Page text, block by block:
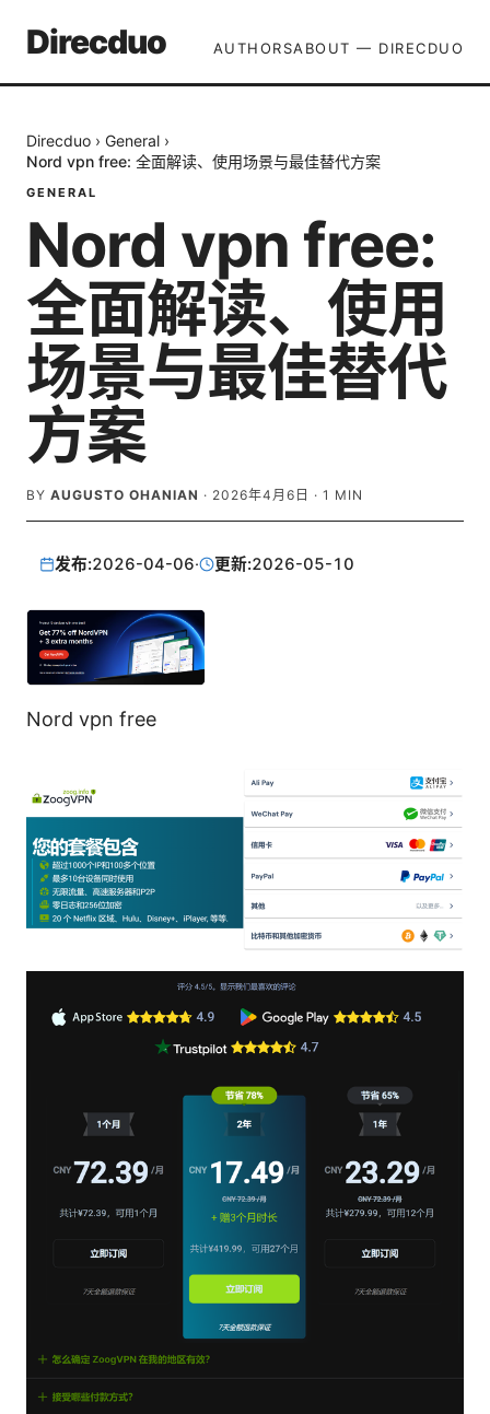
Direcduo AUTHORSABOUT — DIRECDUO
Direcduo › General ›
Nord vpn free: 全面解读、使用场景与最佳替代方案
GENERAL
Nord vpn free:
全面解读、使用
场景与最佳替代
方案
BY AUGUSTO OHANIAN · 2026年4月6日 · 1 MIN
发布:2026-04-06· 更新:2026-05-10
Nord vpn free